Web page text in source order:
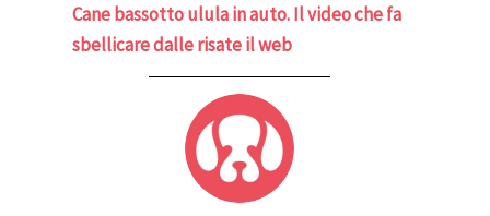
Cane bassotto ulula in auto. Il video che fa
sbellicare dalle risate il web